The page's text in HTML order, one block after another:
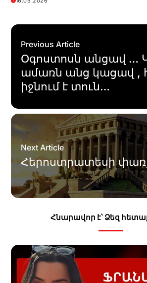
Previous Article
Օգոստոսն անցավ …
ամառն անց կացավ ,
իջնում է տուն…
Next Article
Հերոստրատեսի
Հնարավոր է՝ Ձեզ